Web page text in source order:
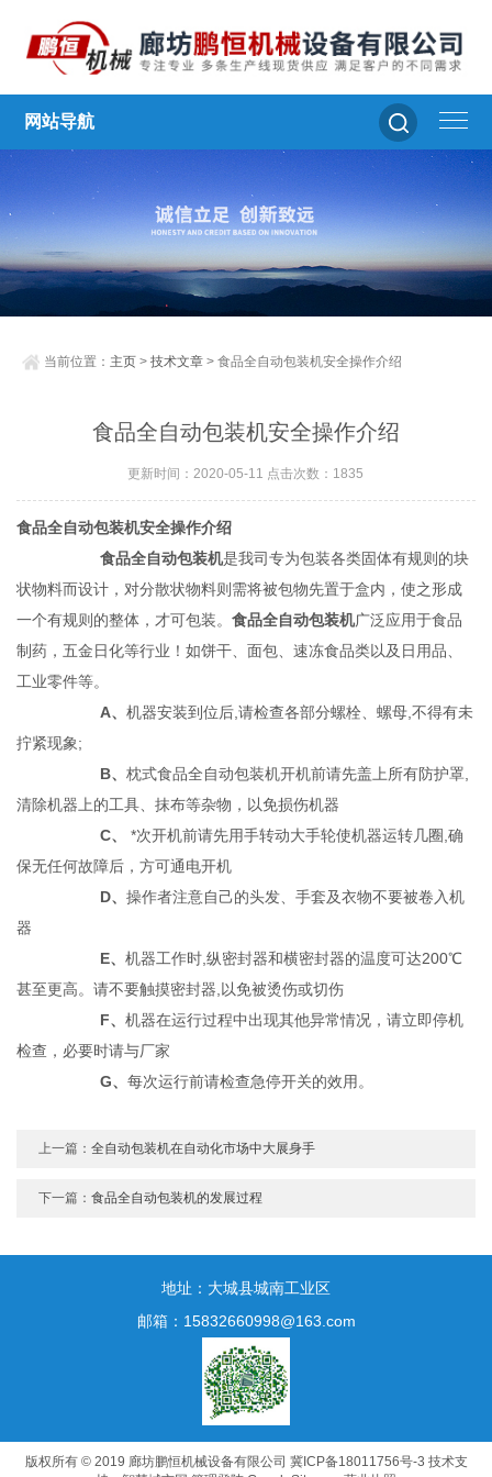
网站导航
当前位置： 主页 >技术文章 > 食品全自动包装机安全操作介绍
食品全自动包装机安全操作介绍
更新时间：2020-05-11 点击次数：1835
食品全自动包装机安全操作介绍
食品全自动包装机是我司专为包装各类固体有规则的块
状物料而设计，对分散状物料则需将被包物先置于盒内，使之形成
一个有规则的整体，才可包装。食品全自动包装机广泛应用于食品
制药，五金日化等行业！如饼干、面包、速冻食品类以及日用品、
工业零件等。
A、机器安装到位后,请检查各部分螺栓、螺母,不得有未
拧紧现象;
B、枕式食品全自动包装机开机前请先盖上所有防护罩,
清除机器上的工具、抹布等杂物，以免损伤机器
C、
*次开机前请先用手转动大手轮使机器运转几圈,确
保无任何故障后，方可通电开机
D、操作者注意自己的头发、手套及衣物不要被卷入机
器
E、机器工作时,纵密封器和横密封器的温度可达200℃
甚至更高。请不要触摸密封器,以免被烫伤或切伤
F、机器在运行过程中出现其他异常情况，请立即停机
检查，必要时请与厂家
G、每次运行前请检查急停开关的效用。
上一篇：全自动包装机在自动化市场中大展身手
下一篇：食品全自动包装机的发展过程
地址：大城县城南工业区
邮箱：15832660998@163.com
版权所有 © 2019 廊坊鹏恒机械设备有限公司 冀ICP备18011756号-3 技术支